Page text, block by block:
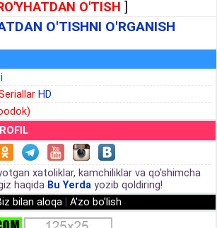
O'TISH ]
O'TISHNI O'RGANISH
HD
xatoliklar, kamchiliklar va qo'shimcha
haqida Bu Yerdayozib qoldiring!
bilan aloqa
A'zo bo'lish